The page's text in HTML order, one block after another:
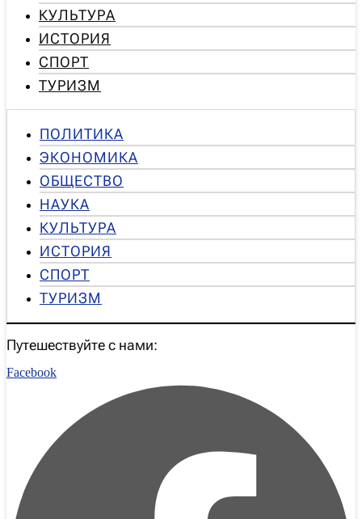
КУЛЬТУРА
ИСТОРИЯ
СПОРТ
ТУРИЗМ
ПОЛИТИКА
ЭКОНОМИКА
ОБЩЕСТВО
НАУКА
КУЛЬТУРА
ИСТОРИЯ
СПОРТ
ТУРИЗМ
Путешествуйте с нами:
Facebook